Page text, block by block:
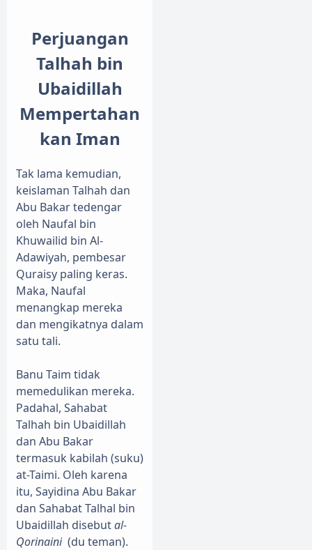
Perjuangan
Talhah bin
Ubaidillah
Mempertahan
kan Iman
Tak lama kemudian,
keislaman Talhah dan
Abu Bakar tedengar
oleh Naufal bin
Khuwailid bin Al-
Adawiyah, pembesar
Quraisy paling keras.
Maka, Naufal
menangkap mereka
dan mengikatnya dalam
satu tali.
Banu Taim tidak
memedulikan mereka.
Padahal, Sahabat
Talhah bin Ubaidillah
dan Abu Bakar
termasuk kabilah (suku)
at-Taimi. Oleh karena
itu, Sayidina Abu Bakar
dan Sahabat Talhal bin
Ubaidillah disebutal-
Qorinaini (du teman).